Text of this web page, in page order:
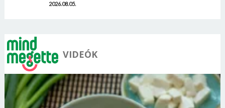
2026.08.05.
VIDEÓK